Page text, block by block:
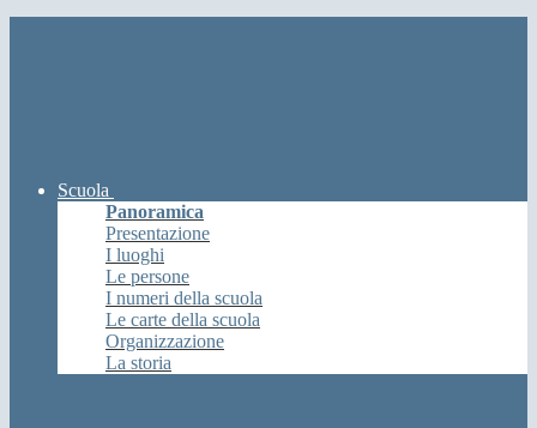
Scuola
Panoramica
Presentazione
I luoghi
Le persone
I numeri della scuola
Le carte della scuola
Organizzazione
La storia